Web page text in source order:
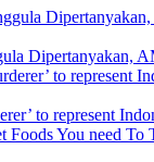
Dipertanyakan,
to represent